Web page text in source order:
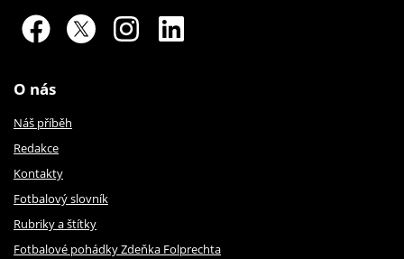
O nás
Náš příběh
Redakce
Kontakty
Fotbalový slovník
Rubriky a štítky
Fotbalové pohádky Zdeňka Folprechta